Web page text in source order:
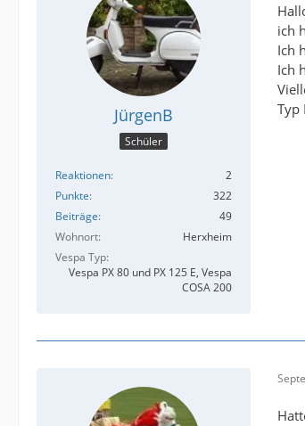
JürgenB
Schüler
Reaktionen
2
Punkte
322
Beiträge
49
Wohnort
Herxheim
Vespa Typ
Vespa PX 80 und PX 125 E, Vespa
COSA 200
ich
Ich
Ich
Typ